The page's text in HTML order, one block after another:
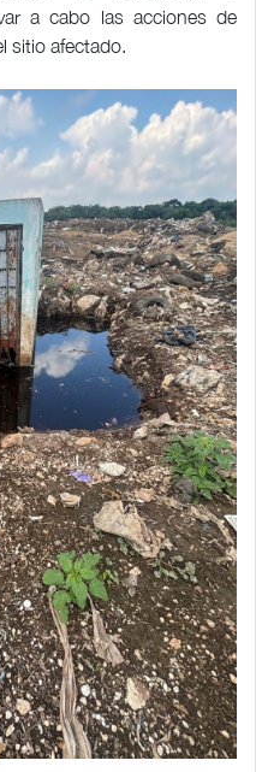
a cabo las acciones de
sitio afectado.